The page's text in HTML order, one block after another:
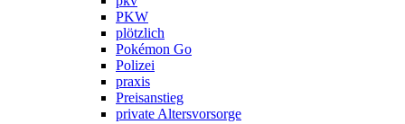
PKW
plötzlich
Pokémon Go
Polizei
praxis
Preisanstieg
private Altersvorsorge